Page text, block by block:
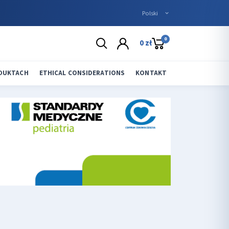
0 zł 0
ETHICAL CONSIDERATIONS KONTAKT